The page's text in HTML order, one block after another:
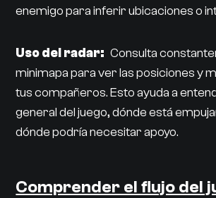
enemigo para inferir ubicaciones o
Uso del radar: Consulta
minimapa para ver las posiciones y
tus compañeros. Esto ayuda a
general del juego, dónde está
dónde podría necesitar apoyo.
Comprender el flujo del